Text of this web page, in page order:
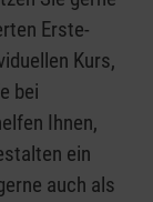
Erste-
Kurs,
bei
Ihnen,
ein
auch als